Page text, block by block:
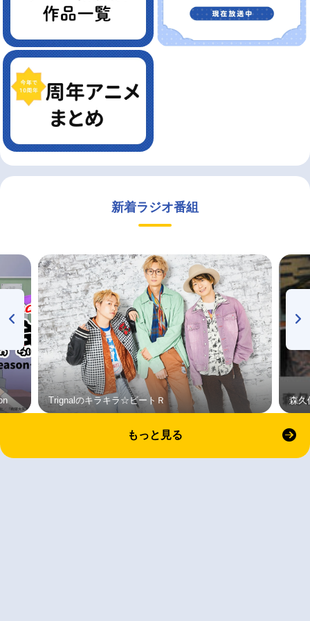
新着ラジオ番組
Trignalのキラキラ☆ビートＲ 森久
もっと見る